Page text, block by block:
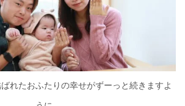
れたおふたりの幸せがずーっと続きますよ